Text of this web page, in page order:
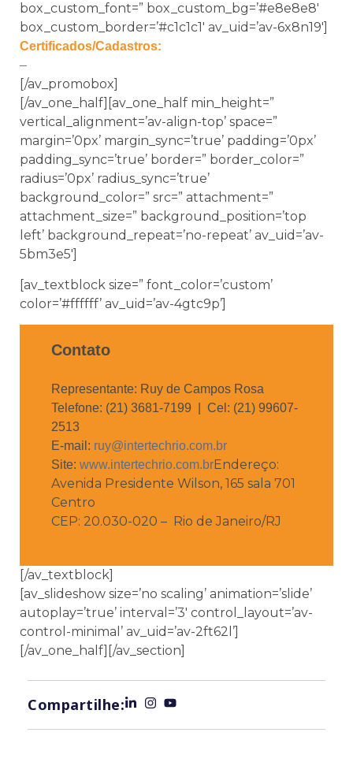
box_custom_font=” box_custom_bg=’#e8e8e8′
box_custom_border=’#c1c1c1′ av_uid=’av-6x8n19′]
Certificados/Cadastros:
–
[/av_promobox]
[/av_one_half][av_one_half min_height=”
vertical_alignment=’av-align-top’ space=”
margin=’0px’ margin_sync=’true’ padding=’0px’
padding_sync=’true’ border=” border_color=”
radius=’0px’ radius_sync=’true’
background_color=” src=” attachment=”
attachment_size=” background_position=’top
left’ background_repeat=’no-repeat’ av_uid=’av-
5bm3e5′]
[av_textblock size=” font_color=’custom’
color=’#ffffff’ av_uid=’av-4gtc9p’]
Contato
Representante: Ruy de Campos Rosa
Telefone: (21) 3681-7199 | Cel: (21) 99607-
2513
E-mail: ruy@intertechrio.com.br
Site: www.intertechrio.com.brEndereço:
Avenida Presidente Wilson, 165 sala 701
Centro
CEP: 20.030-020 – Rio de Janeiro/RJ
[/av_textblock]
[av_slideshow size=’no scaling’ animation=’slide’
autoplay=’true’ interval=’3′ control_layout=’av-
control-minimal’ av_uid=’av-2ft62l’]
[/av_one_half][/av_section]
Compartilhe: